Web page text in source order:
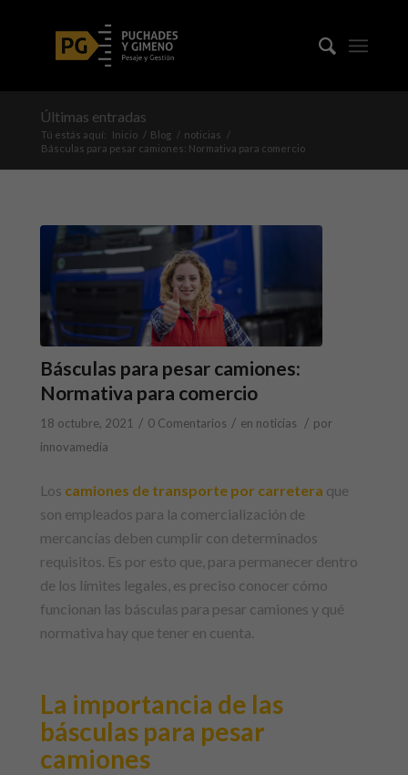
Últimas entradas
Tú estás aquí: Inicio / Blog / noticias
/
Básculas para pesar camiones: Normativa para comercio
Básculas para pesar camiones:
Normativa para comercio
18 octubre, 2021 / 0 Comentarios / en noticias / por
innovamedia
Los camiones de transporte por carretera que
son empleados para la comercialización de
mercancías deben cumplir con determinados
requisitos. Es por esto que, para permanecer dentro
de los límites legales, es preciso conocer cómo
funcionan las básculas para pesar camiones y qué
normativa hay que tener en cuenta.
La importancia de las
básculas para pesar
camiones